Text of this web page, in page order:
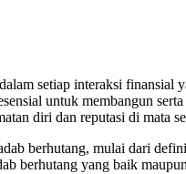
setiap interaksi
untuk membangun
diri dan reputasi di mata
berhutang, mulai dari
berhutang yang baik